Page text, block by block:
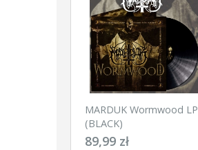
MARDUK Wormwood LP
(BLACK)
89,99 zł